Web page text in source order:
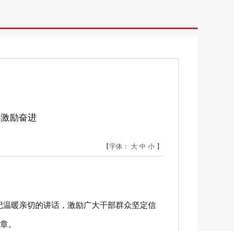
励奋进
【字体： 大 中 小 】
暖亲切的讲话，激励广大干部群众坚定信
。